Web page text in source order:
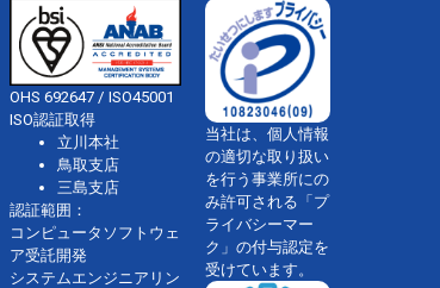
OHS 692647 / ISO45001
ISO認証取得
立川本社
鳥取支店
三島支店
認証範囲：
コンピュータソフトウェ
ア受託開発
システムエンジニアリン
当社は、個人情報
の適切な取り扱い
を行う事業所にの
み許可される「プ
ライバシーマー
ク」の付与認定を
受けています。